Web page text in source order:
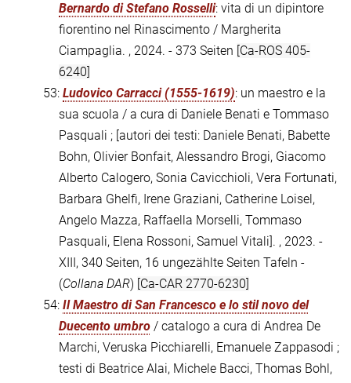
Bernardo di Stefano Rosselli: vita di un dipintore
fiorentino nel Rinascimento / Margherita
Ciampaglia. , 2024. - 373 Seiten [Ca-ROS 405-
6240]
53: Ludovico Carracci (1555-1619): un maestro e la
sua scuola / a cura di Daniele Benati e Tommaso
Pasquali ; [autori dei testi: Daniele Benati, Babette
Bohn, Olivier Bonfait, Alessandro Brogi, Giacomo
Alberto Calogero, Sonia Cavicchioli, Vera Fortunati,
Barbara Ghelfi, Irene Graziani, Catherine Loisel,
Angelo Mazza, Raffaella Morselli, Tommaso
Pasquali, Elena Rossoni, Samuel Vitali]. , 2023. -
XIII, 340 Seiten, 16 ungezählte Seiten Tafeln -
(Collana DAR) [Ca-CAR 2770-6230]
54: Il Maestro di San Francesco e lo stil novo del
Duecento umbro / catalogo a cura di Andrea De
Marchi, Veruska Picchiarelli, Emanuele Zappasodi ;
testi di Beatrice Alai, Michele Bacci, Thomas Bohl,